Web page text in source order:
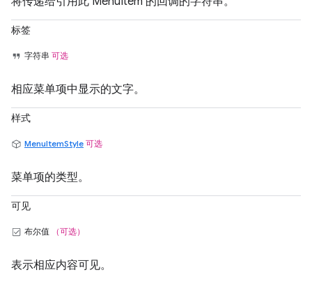
标签
字符串 可选
相应菜单项中显示的文字。
样式
MenuItemStyle 可选
菜单项的类型。
可见
布尔值 （可选）
表示相应内容可见。